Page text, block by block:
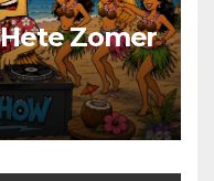
Hete Zomer